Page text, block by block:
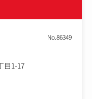
返り
作成などがキャンペ
画を実施
など
No.86349
目1-17